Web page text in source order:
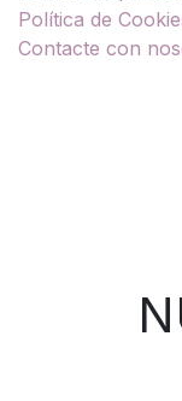
Política de
Contacte con
TU